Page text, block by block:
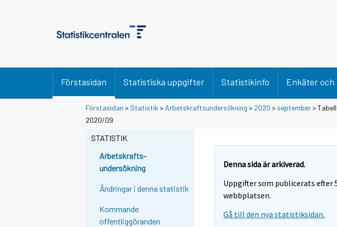
Förstasidan Statistiska uppgifter Statistikinfo Enkäter och
Förstasidan > Statistik > Arbetskraftsundersökning > 2020 > september>
2020/09
STATISTIK
Arbetskrafts-
undersökning
Ändringar i denna statistik
Kommande
offentliggöranden
Denna sida är arkiverad.
Uppgifter som publicerats efter
webbplatsen.
Gå till den nya statistiksidan.